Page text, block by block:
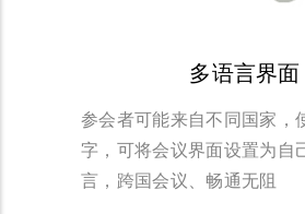
多语言界面
参会者可能来自不同国家，
字，可将会议界面设置为自
言，跨国会议、畅通无阻